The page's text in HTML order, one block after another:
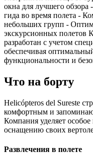
окна для лучшего
гида во время полета -
небольших групп -
экскурсионных полетов
разработан с учетом
обеспечивая
функциональности и
Что на борту
Helicópteros del Sureste
комфортным и
Компания уделяет
оснащению своих
Развлечения в полете